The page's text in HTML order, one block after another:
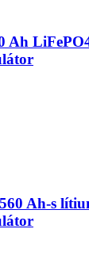
Ah
Ah-s